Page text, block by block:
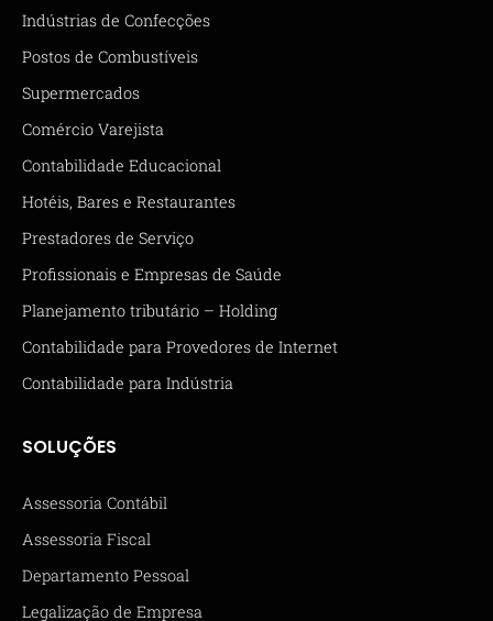
Indústrias de Confecções
Postos de Combustíveis
Supermercados
Comércio Varejista
Contabilidade Educacional
Hotéis, Bares e Restaurantes
Prestadores de Serviço
Profissionais e Empresas de Saúde
Planejamento tributário – Holding
Contabilidade para Provedores de Internet
Contabilidade para Indústria
SOLUÇÕES
Assessoria Contábil
Assessoria Fiscal
Departamento Pessoal
Legalização de Empresa